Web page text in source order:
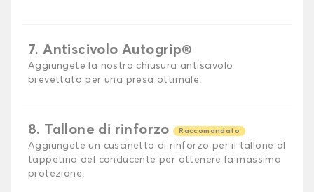
7. Antiscivolo Autogrip®
Aggiungete la nostra chiusura antiscivolo
brevettata per una presa ottimale.
8. Tallone di rinforzo Raccomandato
Aggiungete un cuscinetto di rinforzo per il tallone al
tappetino del conducente per ottenere la massima
protezione.